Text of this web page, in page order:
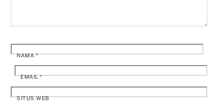
NAMA*
EMAIL*
SITUS WEB